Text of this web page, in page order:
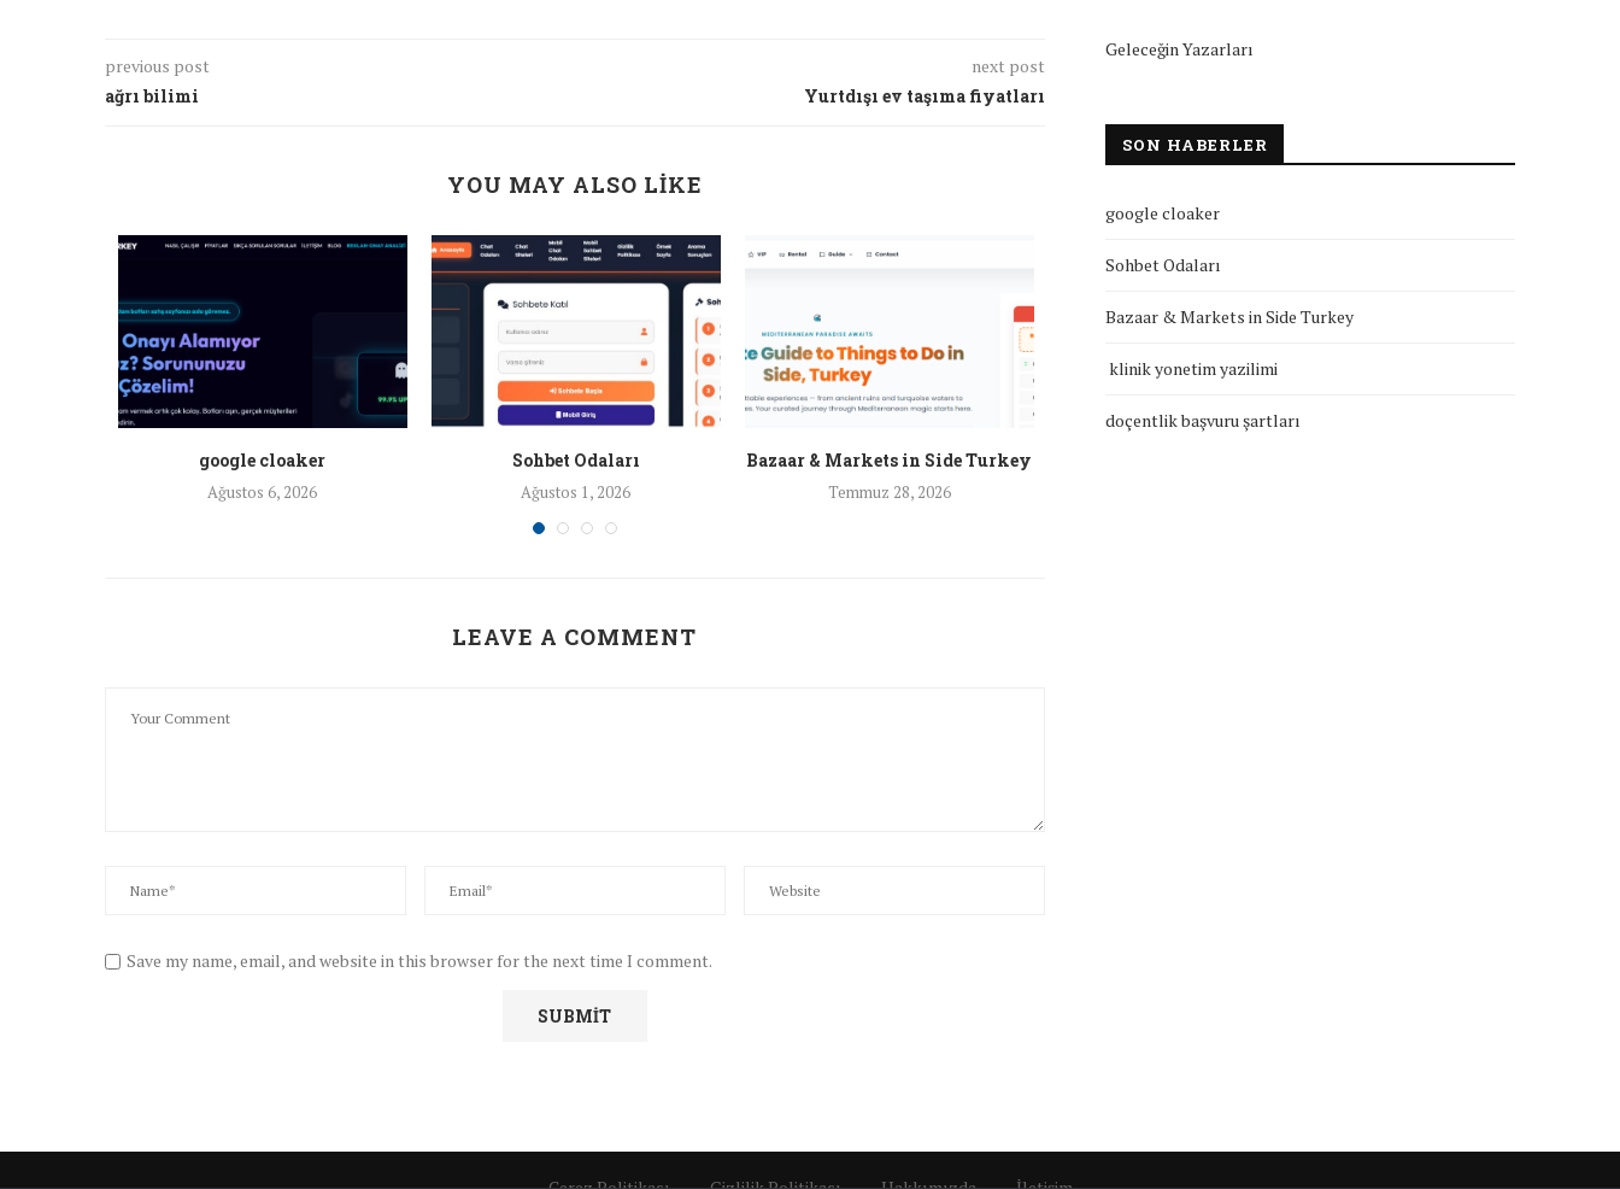
previous post
ağrı bilimi
next post
Yurtdışı ev taşıma fiyatları
YOU MAY ALSO LIKE
google cloaker
Ağustos 6, 2026
Sohbet Odaları
Ağustos 1, 2026
Bazaar & Markets in Side Turkey
Temmuz 28, 2026
LEAVE A COMMENT
Save my name, email, and website in this browser for the next time I comment.
Geleceğin Yazarları
SON HABERLER
google cloaker
Sohbet Odaları
Bazaar & Markets in Side Turkey
klinik yonetim yazilimi
doçentlik başvuru şartları